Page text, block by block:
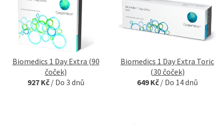
Biomedics 1 Day Extra (90
čoček)
927 Kč/ Do 3 dnů
Biomedics 1 Day Extra Toric
(30 čoček)
649 Kč/ Do 14 dnů